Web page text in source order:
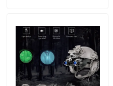
Videos
Über uns